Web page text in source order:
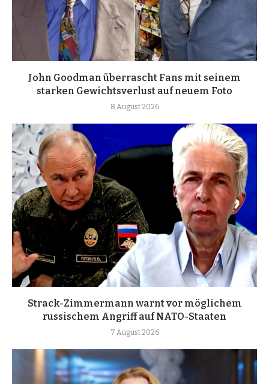
John Goodman überrascht Fans mit seinem
starken Gewichtsverlust auf neuem Foto
8 August 2026
Strack-Zimmermann warnt vor möglichem
russischem Angriff auf NATO-Staaten
7 August 2026